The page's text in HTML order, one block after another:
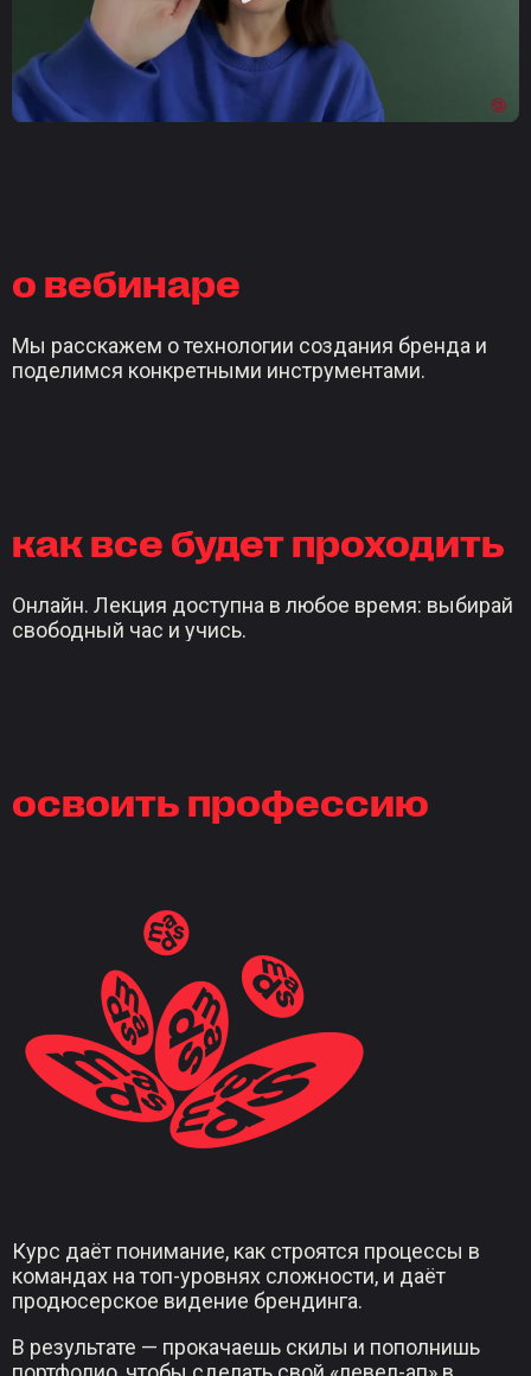
о вебинаре
Мы расскажем о технологии создания бренда и
поделимся конкретными инструментами.
как все будет проходить
Онлайн. Лекция доступна в любое время: выбирай
свободный час и учись.
освоить профессию
Курс даёт понимание, как строятся процессы в
командах на топ-уровнях сложности, и даёт
продюсерское видение брендинга.
В результате — прокачаешь скилы и пополнишь